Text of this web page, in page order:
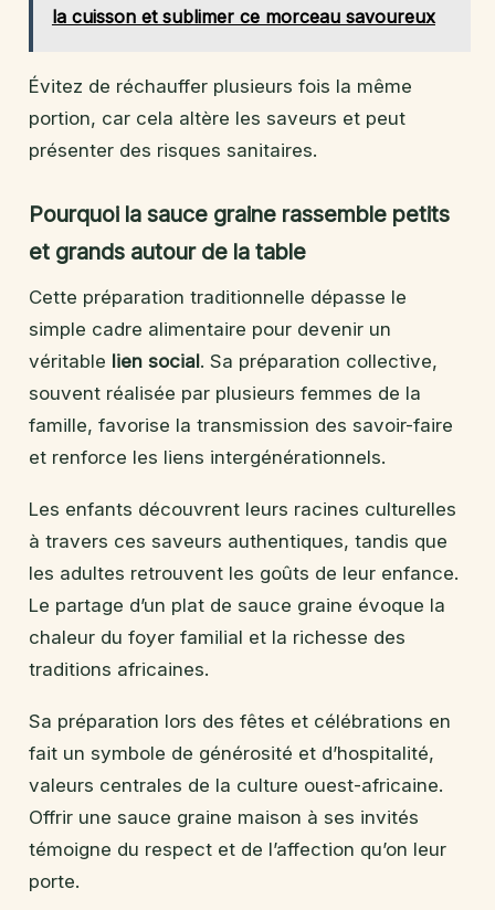
la cuisson et sublimer ce morceau savoureux
Évitez de réchauffer plusieurs fois la même
portion, car cela altère les saveurs et peut
présenter des risques sanitaires.
Pourquoi la sauce graine rassemble petits
et grands autour de la table
Cette préparation traditionnelle dépasse le
simple cadre alimentaire pour devenir un
véritable lien social. Sa préparation collective,
souvent réalisée par plusieurs femmes de la
famille, favorise la transmission des savoir-faire
et renforce les liens intergénérationnels.
Les enfants découvrent leurs racines culturelles
à travers ces saveurs authentiques, tandis que
les adultes retrouvent les goûts de leur enfance.
Le partage d’un plat de sauce graine évoque la
chaleur du foyer familial et la richesse des
traditions africaines.
Sa préparation lors des fêtes et célébrations en
fait un symbole de générosité et d’hospitalité,
valeurs centrales de la culture ouest-africaine.
Offrir une sauce graine maison à ses invités
témoigne du respect et de l’affection qu’on leur
porte.